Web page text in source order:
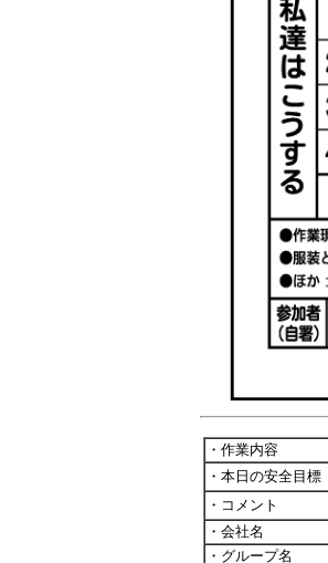
・作業内容
・本日の安全目標
・コメント
・会社名
・グループ名